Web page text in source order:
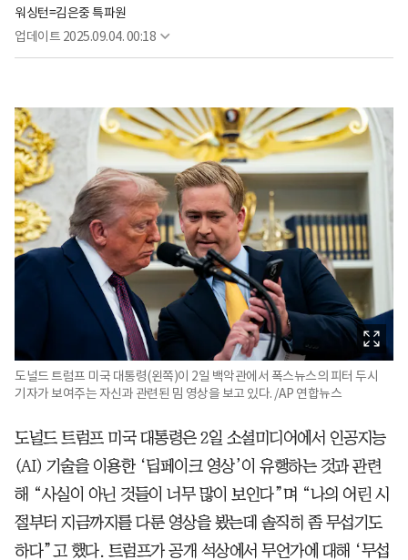
워싱턴=김은중 특파원
업데이트 2025.09.04. 00:18
도널드 트럼프 미국 대통령(왼쪽)이 2일 백악관에서 폭스뉴스의 피터 두시
기자가 보여주는 자신과 관련된 밈 영상을 보고 있다. /AP 연합뉴스
도널드 트럼프 미국 대통령은 2일 소셜미디어에서 인공지능
(AI) 기술을 이용한 ‘딥페이크 영상’이 유행하는 것과 관련
해 “사실이 아닌 것들이 너무 많이 보인다”며 “나의 어린 시
절부터 지금까지를 다룬 영상을 봤는데 솔직히 좀 무섭기도
하다”고 했다. 트럼프가 공개 석상에서 무언가에 대해 ‘무섭